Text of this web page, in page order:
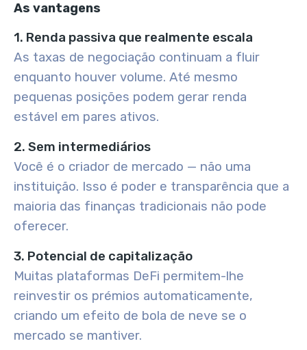
As vantagens
1. Renda passiva que realmente escala
As taxas de negociação continuam a fluir
enquanto houver volume. Até mesmo
pequenas posições podem gerar renda
estável em pares ativos.
2. Sem intermediários
Você é o criador de mercado — não uma
instituição. Isso é poder e transparência que a
maioria das finanças tradicionais não pode
oferecer.
3. Potencial de capitalização
Muitas plataformas DeFi permitem-lhe
reinvestir os prémios automaticamente,
criando um efeito de bola de neve se o
mercado se mantiver.